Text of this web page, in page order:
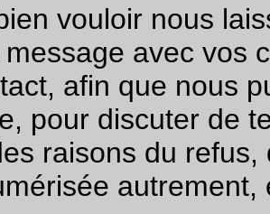
vouloir nous
avec vos
, afin que nous
pour discuter de
raisons du
autrement,